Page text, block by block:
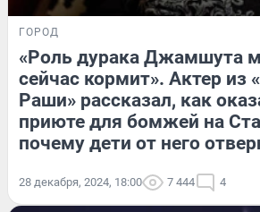
ГОРОД
«Роль дурака Джамшута
сейчас кормит». Актер из
Раши» рассказал, как
приюте для бомжей на
почему дети от него
28 декабря, 2024, 18:00 7 444 4